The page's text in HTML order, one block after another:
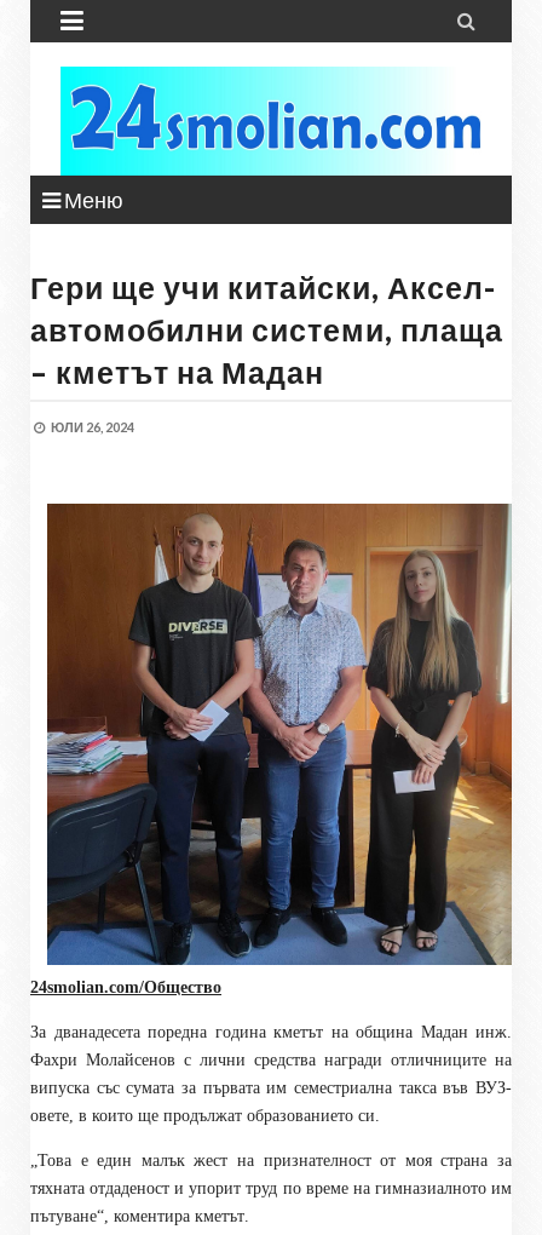
 
Меню
Гери ще учи китайски, Аксел-
автомобилни системи, плаща
– кметът на Мадан
ЮЛИ 26, 2024
24smolian.com/Общество
За дванадесета поредна година кметът на община Мадан инж.
Фахри Молайсенов с лични средства награди отличниците на
випуска със сумата за първата им семестриална такса във ВУЗ-
овете, в които ще продължат образованието си.
„Това е един малък жест на признателност от моя страна за
тяхната отдаденост и упорит труд по време на гимназиалното им
пътуване“, коментира кметът.